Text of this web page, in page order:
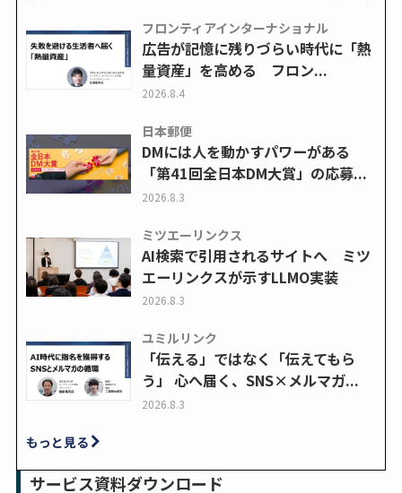
フロンティアインターナショナル
広告が記憶に残りづらい時代に「熱
量資産」を高める フロン...
2026.8.4
日本郵便
DMには人を動かすパワーがある
「第41回全日本DM大賞」の応募...
2026.8.3
ミツエーリンクス
AI検索で引用されるサイトへ ミツ
エーリンクスが示すLLMO実装
2026.8.3
ユミルリンク
「伝える」ではなく「伝えてもら
う」 心へ届く、SNS×メルマガ...
2026.8.3
もっと見る
サービス資料ダウンロード